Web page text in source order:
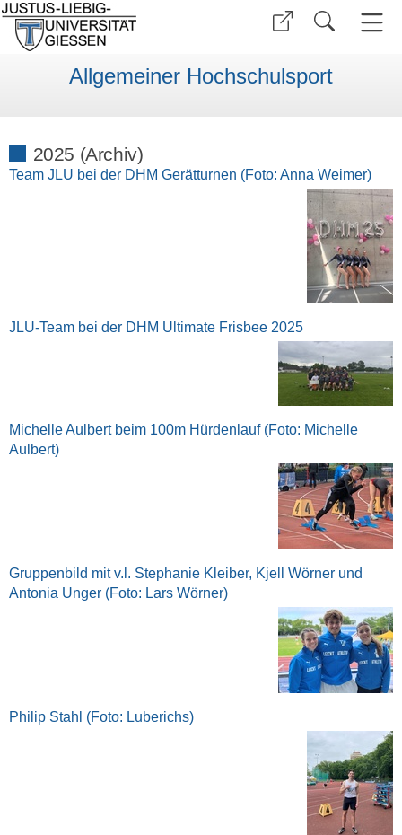
Allgemeiner Hochschulsport
2025 (Archiv)
Team JLU bei der DHM Gerätturnen (Foto: Anna Weimer)
JLU-Team bei der DHM Ultimate Frisbee 2025
Michelle Aulbert beim 100m Hürdenlauf (Foto: Michelle
Aulbert)
Gruppenbild mit v.l. Stephanie Kleiber, Kjell Wörner und
Antonia Unger (Foto: Lars Wörner)
Philip Stahl (Foto: Luberichs)